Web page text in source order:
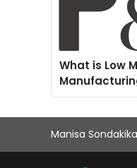
What is Low
Fashion
Manisa